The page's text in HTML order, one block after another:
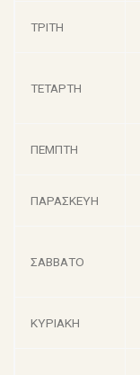
ΤΡΙΤΗ
ΤΕΤΑΡΤΗ
ΠΕΜΠΤΗ
ΠΑΡΑΣΚΕΥΗ
ΣΑΒΒΑΤΟ
ΚΥΡΙΑΚΗ